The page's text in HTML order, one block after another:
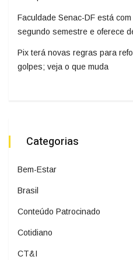
Faculdade Senac-DF está
segundo semestre e oferece
Pix terá novas regras para
golpes; veja o que muda
Categorias
Bem-Estar
Brasil
Conteúdo Patrocinado
Cotidiano
CT&I